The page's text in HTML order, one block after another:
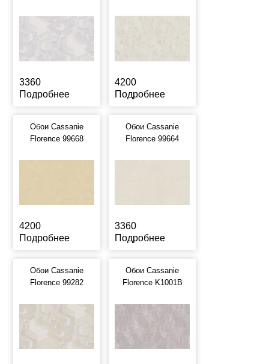
3360
Подробнее
4200
Подробнее
Обои Cassanie
Florence 99668
4200
Подробнее
Обои Cassanie
Florence 99664
3360
Подробнее
Обои Cassanie
Florence 99282
Обои Cassanie
Florence K1001B